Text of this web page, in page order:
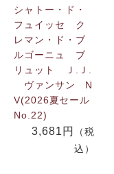
シャトー・ド・
フュイッセ ク
レマン・ド・ブ
ルゴーニュ ブ
リュット Ｊ.Ｊ.
ヴァンサン N
V(2026夏セール
No.22)
3,681円
（税
込）